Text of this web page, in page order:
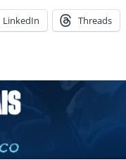
LinkedIn Threads